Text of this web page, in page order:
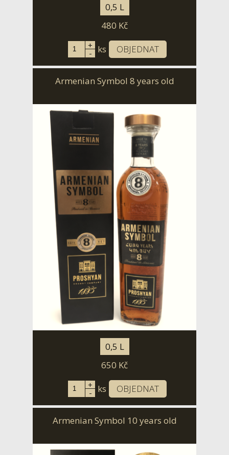
0,5 L
480 Kč
+
- ks OBJEDNAT
Armenian Symbol 8 years old
0,5 L
650 Kč
+
- ks OBJEDNAT
Armenian Symbol 10 years old